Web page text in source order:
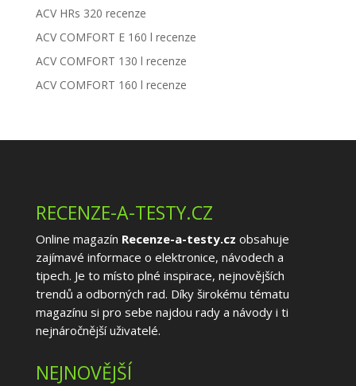
ACV HRs 320 recenze
ACV COMFORT E 160 l recenze
ACV COMFORT 130 l recenze
ACV COMFORT 160 l recenze
RECENZE-A-TESTY.CZ
Online magazín Recenze-a-testy.cz obsahuje
zajímavé informace o elektronice, návodech a
tipech. Je to místo plné inspirace, nejnovějších
trendů a odborných rad. Díky širokému tématu
magazínu si pro sebe najdou rady a návody i ti
nejnáročnější uživatelé.
NEJNOVĚJŠÍ